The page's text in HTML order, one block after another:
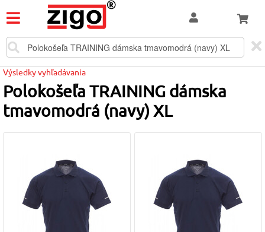
Výsledky vyhľadávania
Polokošeľa TRAINING dámska
tmavomodrá (navy) XL